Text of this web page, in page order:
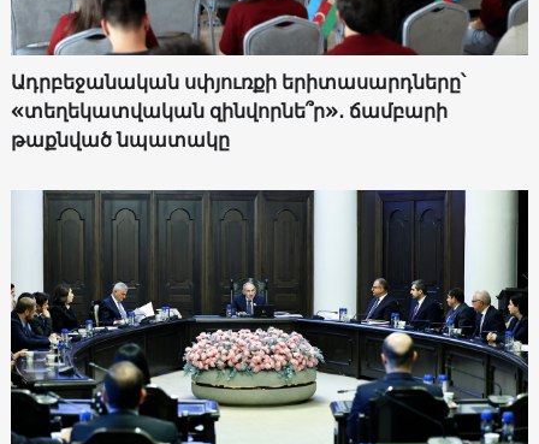
Ադրբեջանական սփյուռքի երիտասարդները՝
«տեղեկատվական զինվորնե՞ր»․ ճամբարի
թաքնված նպատակը